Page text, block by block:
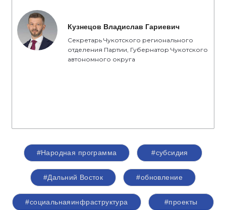
Кузнецов Владислав Гариевич
Секретарь Чукотского регионального
отделения Партии, Губернатор Чукотского
автономного округа
#Народная программа #субсидия
#Дальний Восток #обновление
#социальнаяинфраструктура #проекты